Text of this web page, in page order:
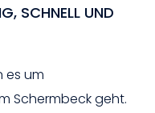
SCHNELL UND
es um
Schermbeck geht.